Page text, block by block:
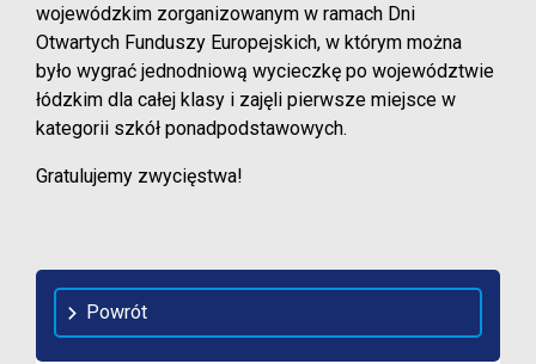
wojewódzkim zorganizowanym w ramach Dni
Otwartych Funduszy Europejskich, w którym można
było wygrać jednodniową wycieczkę po województwie
łódzkim dla całej klasy i zajęli pierwsze miejsce w
kategorii szkół ponadpodstawowych.
Gratulujemy zwycięstwa!
Powrót